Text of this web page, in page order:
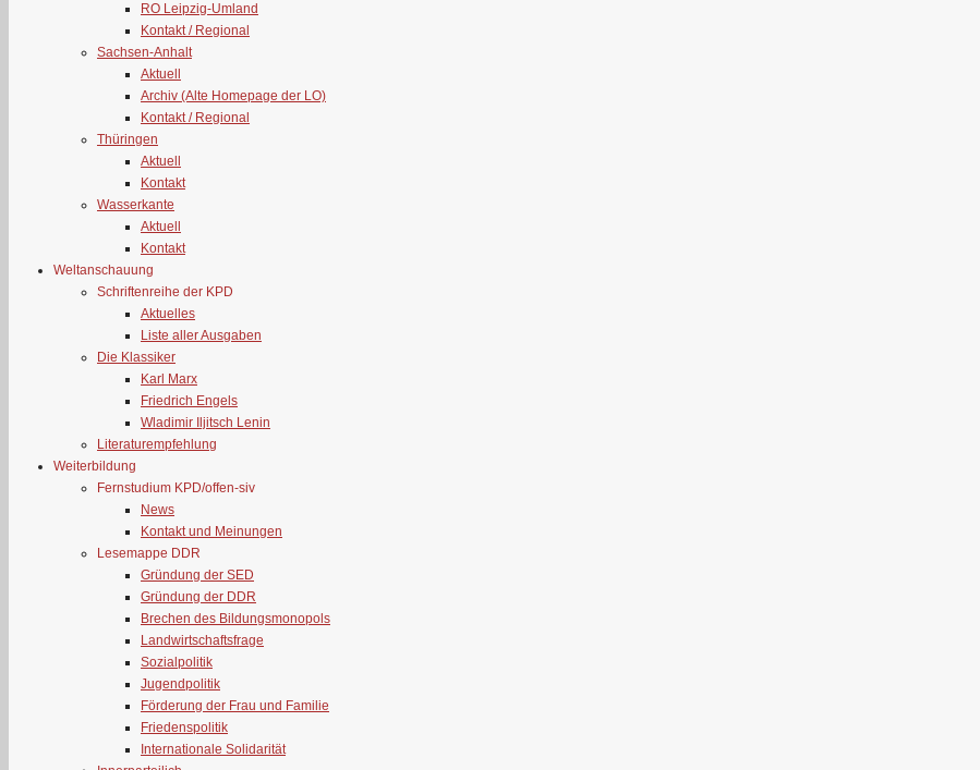
RO Leipzig-Umland
Kontakt / Regional
Sachsen-Anhalt
Aktuell
Archiv (Alte Homepage der LO)
Kontakt / Regional
Thüringen
Aktuell
Kontakt
Wasserkante
Aktuell
Kontakt
Weltanschauung
Schriftenreihe der KPD
Aktuelles
Liste aller Ausgaben
Die Klassiker
Karl Marx
Friedrich Engels
Wladimir Iljitsch Lenin
Literaturempfehlung
Weiterbildung
Fernstudium KPD/offen-siv
News
Kontakt und Meinungen
Lesemappe DDR
Gründung der SED
Gründung der DDR
Brechen des Bildungsmonopols
Landwirtschaftsfrage
Sozialpolitik
Jugendpolitik
Förderung der Frau und Familie
Friedenspolitik
Internationale Solidarität